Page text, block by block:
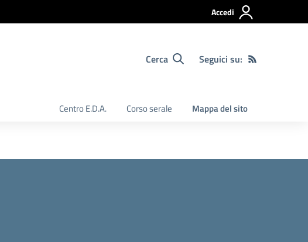
Accedi
Cerca Seguici su:
Centro E.D.A. Corso serale Mappa del sito